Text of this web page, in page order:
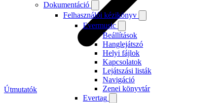
Dokumentáció
Felhasználói kézikönyv
Evermusic
Beállítások
Hanglejátszó
Helyi fájlok
Kapcsolatok
Lejátszási listák
Navigáció
Zenei könyvtár
Evertag
Útmutatók